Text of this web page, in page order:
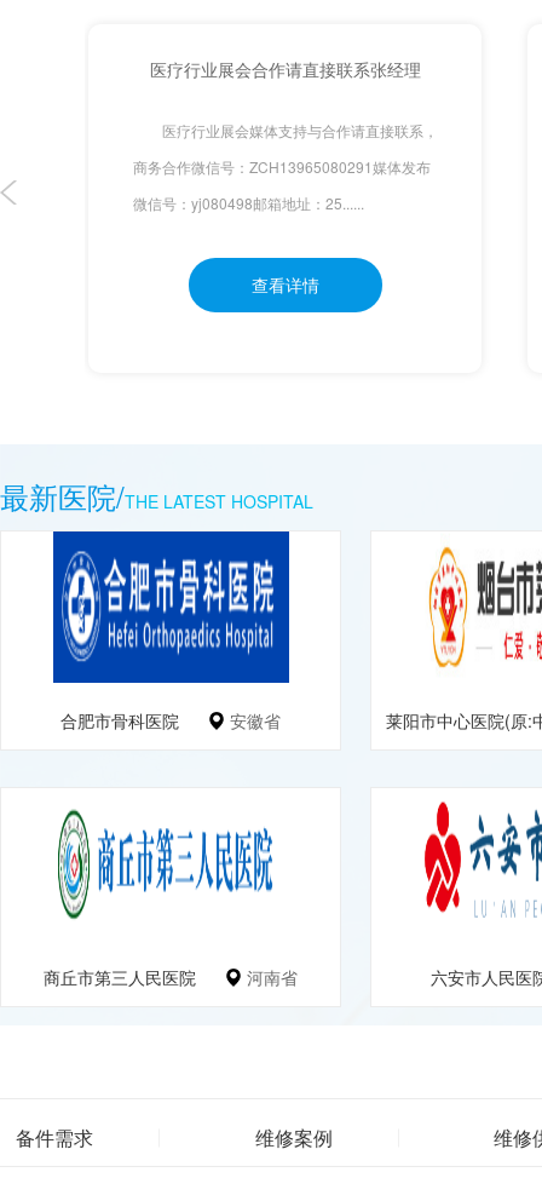
医疗行业展会合作请直接联系张经理
医疗行业展会媒体支持与合作请直接联系，
商务合作微信号：ZCH13965080291媒体发布
微信号：yj080498邮箱地址：25......
查看详情
最新医院/THE LATEST HOSPITAL
合肥市骨科医院 安徽省 莱阳市中心医院(原:
商丘市第三人民医院 河南省 六安市人民医
备件需求 维修案例 维修